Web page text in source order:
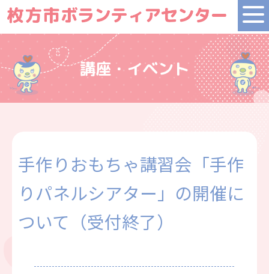
講座・イベント
手作りおもちゃ講習会「手作
りパネルシアター」の開催に
ついて（受付終了）